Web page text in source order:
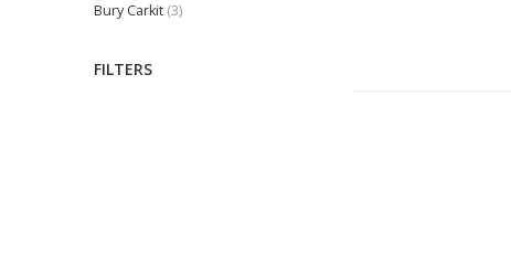
Bury Carkit (3)
FILTERS